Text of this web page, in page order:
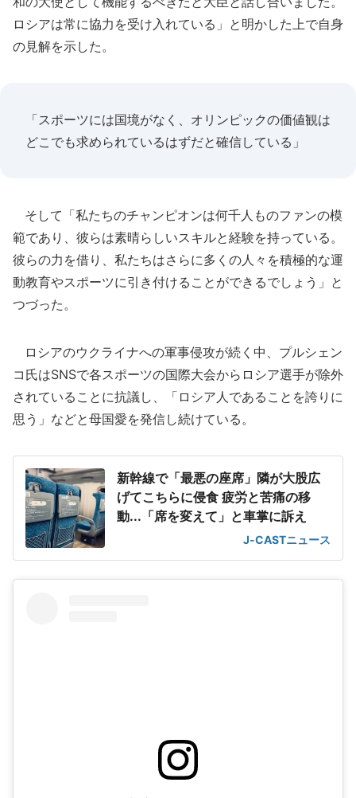
ロシアは常に協力を受け入れている」と明かした上で自身
の見解を示した。
「スポーツには国境がなく、オリンピックの価値観は
どこでも求められているはずだと確信している」
そして「私たちのチャンピオンは何千人ものファンの模
範であり、彼らは素晴らしいスキルと経験を持っている。
彼らの力を借り、私たちはさらに多くの人々を積極的な運
動教育やスポーツに引き付けることができるでしょう」と
つづった。
ロシアのウクライナへの軍事侵攻が続く中、プルシェン
コ氏はSNSで各スポーツの国際大会からロシア選手が除外
されていることに抗議し、「ロシア人であることを誇りに
思う」などと母国愛を発信し続けている。
新幹線で「最悪の座席」隣が大股広
げてこちらに侵食 疲労と苦痛の移
動...「席を変えて」と車掌に訴え
J-CASTニュース